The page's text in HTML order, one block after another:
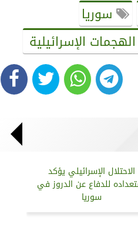
سوريا
الهجمات الإسرائيلية
الاحتلال الإسرائيلي يؤكد
للدفاع عن الدروز في
سوريا